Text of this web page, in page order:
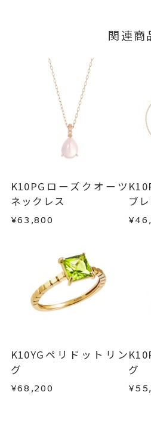
#7～#15
サイズ直し
モチーフ 縦
1mm 厚さ
リング幅
小：約
クオーツ 、
、
、
-
■お届け目安が「3営業日以
例：金曜日17時までのご
発送いたします。
■お届け目安が「約1ヶ月半
ご注文いただいてから在
・在庫のご用意ができる場
内を目安に発送いたします。
・受注生産となる場合： 商
※お急ぎの方はご注文前
い。事前に現在の納期状況
お届け予定日はご注文から
ージの購入履歴一覧よりご
ご注文状況が「注文済み
ンセルを承ります。
メンバーシップ未登録の
わせフォームよりご連絡くだ
返品・交換以下の場合、商
は承りかねます。
・受注生産の商品
・お客さまのお手元で傷や
・到着後ご連絡無く7日以上
・過度な交換・返品を繰り
商品の品質には万全を期し
不良品の場合、またはご注
は、早急に商品を交換させ
はお問い合わせフォームよ
この場合の返送料は弊社
で、着払いにてご返送くださ
詳細はこちら
関連商
K10PGローズクオーツ
ネックレス
¥63,800
ブ
K10YGペリドットリン
グ
¥68,200
グ